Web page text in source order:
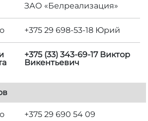
ЗАО «Белреализация»
+375 29 698-53-18 Юрий
+375 (33) 343-69-17 Виктор
Викентьевич
+375 29 690 54 09